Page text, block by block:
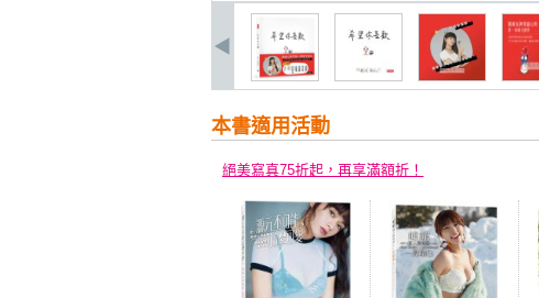
本書適用活動
絕美寫真75折起，再享滿額折！